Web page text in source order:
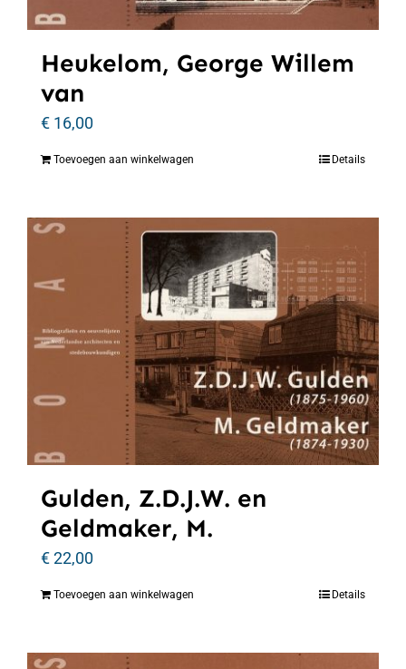
Heukelom, George Willem
van
€ 16,00
Toevoegen aan winkelwagen Details
Gulden, Z.D.J.W. en
Geldmaker, M.
€22,00
Toevoegen aan winkelwagen Details